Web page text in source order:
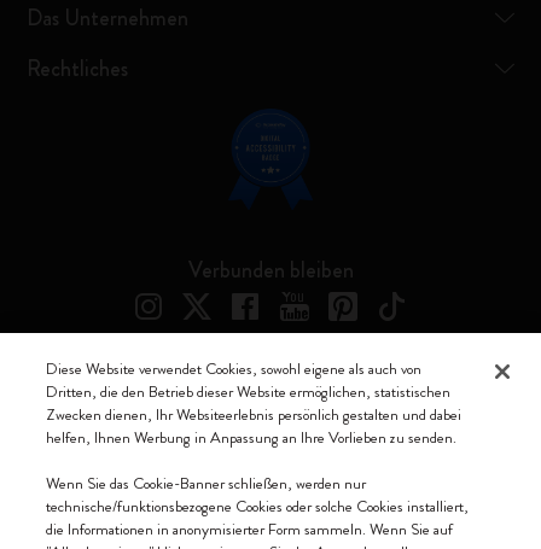
Das Unternehmen
Rechtliches
Verbunden bleiben
Moleskine ® ist ein eingetragenes Warenzeichen von Moleskine Srl a
socio unico
Italia - P. IVA / CCIAA n. 07234480965 - REA MI 1945400 - Cap.
Soc. €2.181.513,42
Diese Website verwendet Cookies, sowohl eigene als auch von
Dritten, die den Betrieb dieser Website ermöglichen, statistischen
Zwecken dienen, Ihr Websiteerlebnis persönlich gestalten und dabei
helfen, Ihnen Werbung in Anpassung an Ihre Vorlieben zu senden.
Wenn Sie das Cookie-Banner schließen, werden nur
technische/funktionsbezogene Cookies oder solche Cookies installiert,
die Informationen in anonymisierter Form sammeln. Wenn Sie auf